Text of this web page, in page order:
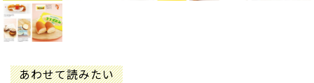
あわせて読みたい